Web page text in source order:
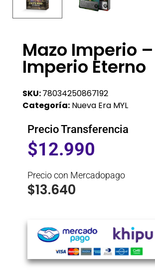
Mazo Imperio –
Imperio Eterno
SKU:78034250867192
Categoría: Nueva Era MYL
Precio Transferencia
$12.990
Precio con Mercadopago
$13.640